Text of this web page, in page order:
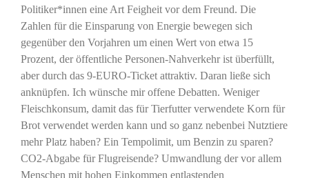
Politiker*innen eine Art Feigheit vor dem Freund. Die
Zahlen für die Einsparung von Energie bewegen sich
gegenüber den Vorjahren um einen Wert von etwa 15
Prozent, der öffentliche Personen-Nahverkehr ist überfüllt,
aber durch das 9-EURO-Ticket attraktiv. Daran ließe sich
anknüpfen. Ich wünsche mir offene Debatten. Weniger
Fleischkonsum, damit das für Tierfutter verwendete Korn für
Brot verwendet werden kann und so ganz nebenbei Nutztiere
mehr Platz haben? Ein Tempolimit, um Benzin zu sparen?
CO2-Abgabe für Flugreisende? Umwandlung der vor allem
Menschen mit hohen Einkommen entlastenden